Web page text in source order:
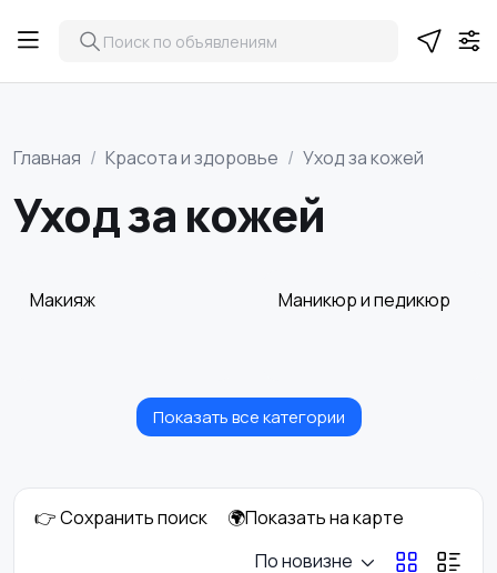
Главная Красота и здоровье Уход за кожей
Уход за кожей
Макияж Маникюр и педикюр
Товары для здоровья Парфюмерия
Уход за волосами
Показать все категории
👉 Сохранить поиск
🌍Показать на карте
По новизне